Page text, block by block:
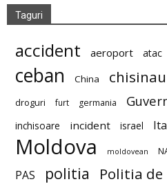
Taguri
accident aeroport atac
ceban China chisinau
droguri furt germania
inchisoare incident israel
Moldova moldovean
PAS politia Politia